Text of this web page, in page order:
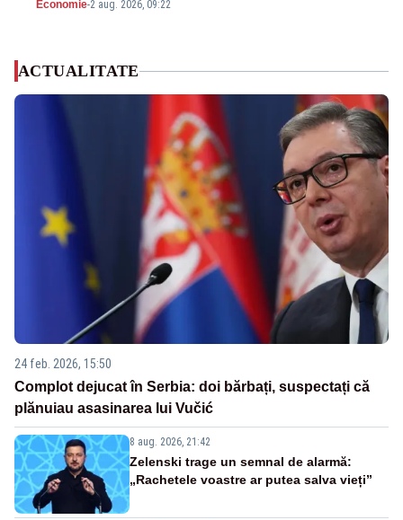
Economie-2 aug. 2026, 09:22
ACTUALITATE
24 feb. 2026, 15:50
Complot dejucat în Serbia: doi bărbați, suspectați că
plănuiau asasinarea lui Vučić
8 aug. 2026, 21:42
Zelenski trage un semnal de alarmă:
„Rachetele voastre ar putea salva vieți”